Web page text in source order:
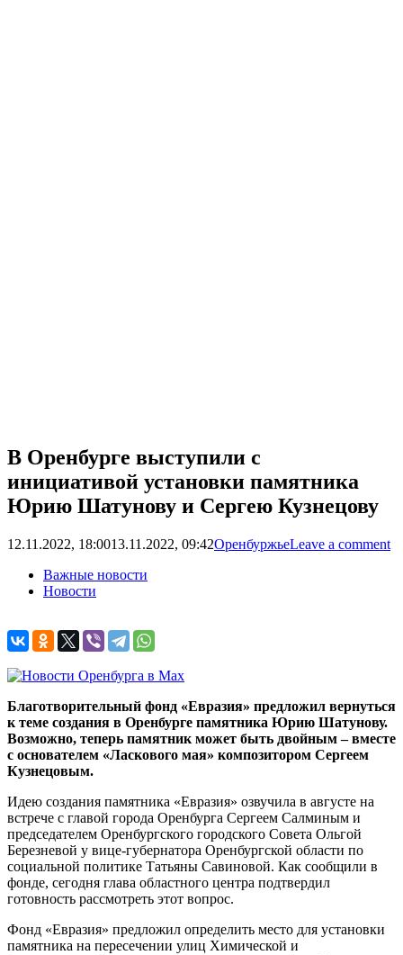
В Оренбурге выступили с
инициативой установки памятника
Юрию Шатунову и Сергею Кузнецову
12.11.2022, 18:0013.11.2022, 09:42ОренбуржьеLeave a comment
Важные новости
Новости
Благотворительный фонд «Евразия» предложил вернуться
к теме создания в Оренбурге памятника Юрию Шатунову.
Возможно, теперь памятник может быть двойным – вместе
с основателем «Ласкового мая» композитором Сергеем
Кузнецовым.
Идею создания памятника «Евразия» озвучила в августе на
встрече с главой города Оренбурга Сергеем Салминым и
председателем Оренбургского городского Совета Ольгой
Березневой у вице-губернатора Оренбургской области по
социальной политике Татьяны Савиновой. Как сообщили в
фонде, сегодня глава областного центра подтвердил
готовность рассмотреть этот вопрос.
Фонд «Евразия» предложил определить место для установки
памятника на пересечении улиц Химической и